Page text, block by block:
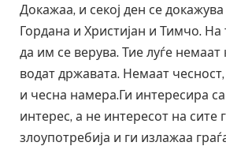
Докажаа, и секој ден се
Гордана и Христијан и Тимчо.
да им се верува. Тие луѓе немаат
водат државата. Немаат
и чесна намера.Ги интересира
интерес, а не интересот на сите
злоупотребија и ги излажаа